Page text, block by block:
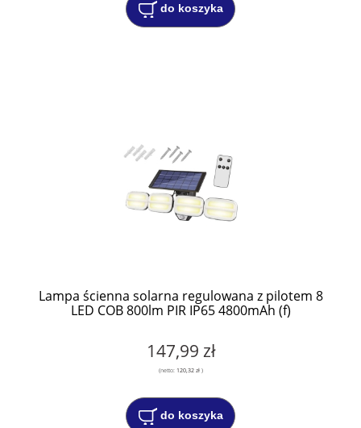
do koszyka
Lampa ścienna solarna regulowana z pilotem 8
LED COB 800lm PIR IP65 4800mAh (f)
147,99 zł
(netto: 120,32 zł)
do koszyka